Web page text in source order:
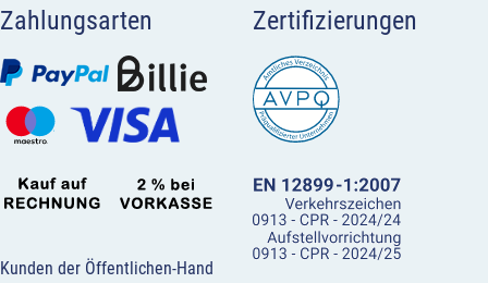
Zahlungsarten
Kunden der Öffentlichen-Hand
Zertifizierungen